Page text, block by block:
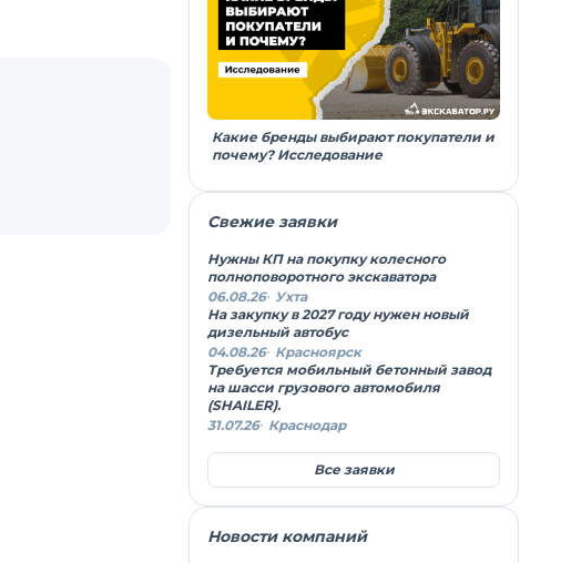
Какие бренды выбирают покупатели и
почему? Исследование
Свежие заявки
Нужны КП на покупку колесного
полноповоротного экскаватора
06.08.26 Ухта
На закупку в 2027 году нужен новый
дизельный автобус
04.08.26 Красноярск
Требуется мобильный бетонный завод
на шасси грузового автомобиля
(SHAILER).
31.07.26 Краснодар
Все заявки
Новости компаний